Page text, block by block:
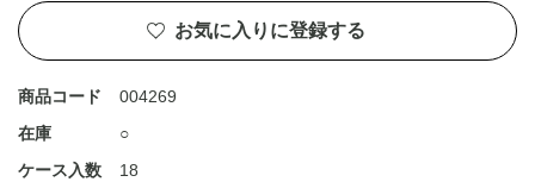
お気に入りに登録する
商品コード
004269
在庫
○
ケース入数
18